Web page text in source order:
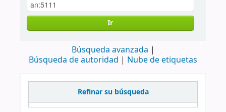
Ir
Búsqueda avanzada
Búsqueda de autoridad
Nube de etiquetas
Refinar su búsqueda